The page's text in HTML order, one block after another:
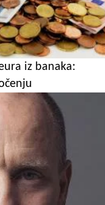
iz banaka: